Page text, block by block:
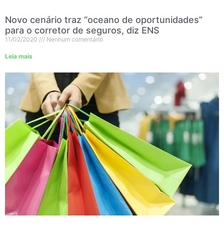
Novo cenário traz “oceano de oportunidades”
para o corretor de seguros, diz ENS
11/02/2020 Nenhum comentário
Leia mais